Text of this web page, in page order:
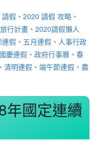
假 、2020 請假 攻略 、
行計畫 、 2020請假懶人
連假 、 五月連假 、 人事行政
國慶連假 、 政府行事曆 、 春
、 清明連假 、 端午節連假 、 農
年國定連續